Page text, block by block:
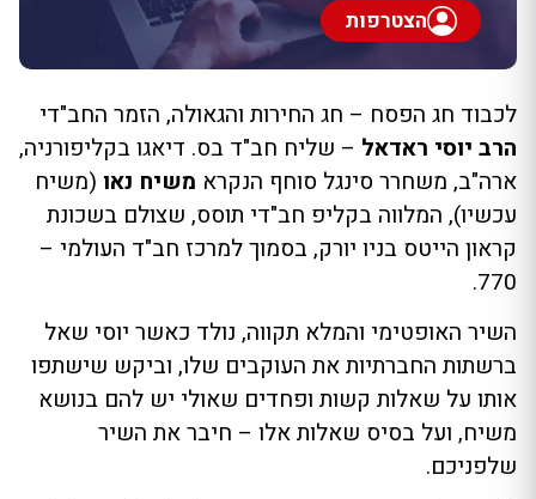
הצטרפות
לכבוד חג הפסח – חג החירות והגאולה, הזמר החב"די
הרב יוסי ראדאל – שליח חב"ד בס. דיאגו בקליפורניה,
ארה"ב, משחרר סינגל סוחף הנקרא משיח נאו (משיח
עכשיו), המלווה בקליפ חב"די תוסס, שצולם בשכונת
קראון הייטס בניו יורק, בסמוך למרכז חב"ד העולמי –
770.
השיר האופטימי והמלא תקווה, נולד כאשר יוסי שאל
ברשתות החברתיות את העוקבים שלו, וביקש שישתפו
אותו על שאלות קשות ופחדים שאולי יש להם בנושא
משיח, ועל בסיס שאלות אלו – חיבר את השיר
שלפניכם.